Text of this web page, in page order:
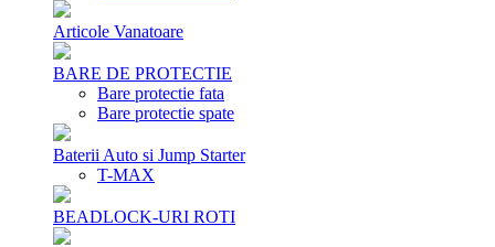
Articole Vanatoare
BARE DE PROTECTIE
Bare protectie fata
Bare protectie spate
Baterii Auto si Jump Starter
T-MAX
BEADLOCK-URI ROTI